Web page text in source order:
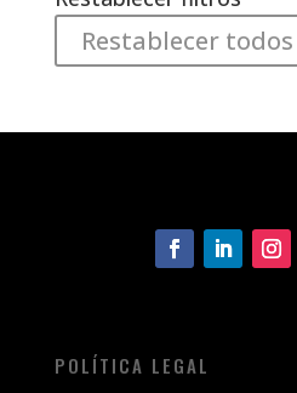
Restablecer
POLÍTICA LEGAL